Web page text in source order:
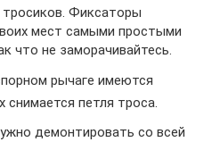
тросиков. Фиксаторы
мест самыми простыми
что не заморачивайтесь.
рычаге имеются
снимается петля троса.
демонтировать со всей